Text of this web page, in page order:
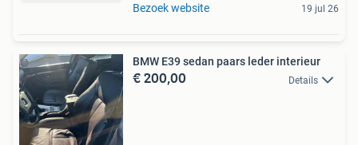
Bezoek website 19 jul 26
BMW E39 sedan paars leder interieur
€ 200,00 Details